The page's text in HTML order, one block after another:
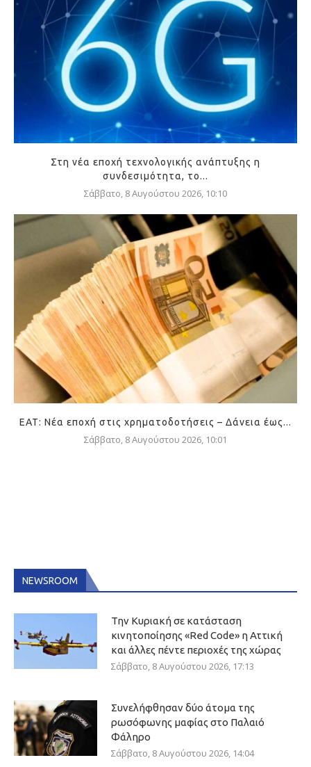
Στη νέα εποχή τεχνολογικής ανάπτυξης η
συνδεσιμότητα, το...
Σάββατο, 8 Αυγούστου 2026, 10:10
ΕΑΤ: Νέα εποχή στις χρηματοδοτήσεις – Δάνεια έως...
Σάββατο, 8 Αυγούστου 2026, 10:01
NEWSROOM
Την Κυριακή σε κατάσταση
κινητοποίησης «Red Code» η Αττική
και άλλες πέντε περιοχές της χώρας
Σάββατο, 8 Αυγούστου 2026, 17:13
Συνελήφθησαν δύο άτομα της
ρωσόφωνης μαφίας στο Παλαιό
Φάληρο
Σάββατο, 8 Αυγούστου 2026, 14:04